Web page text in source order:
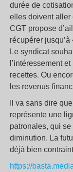
durée de
elles doivent aller
CGT propose
récupérer
Le syndicat
l’intéressement
recettes. Ou
les revenus
Il va sans dire
représente une
patronales, qui
diminution. La
déjà bien
https://